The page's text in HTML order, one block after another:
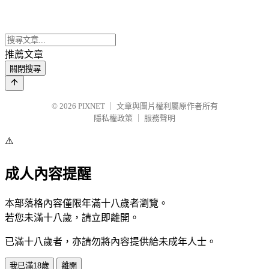
推薦文章
關閉搜尋
© 2026 PIXNET
文章與圖片權利屬原作者所有
隱私權政策
服務聲明
⚠️
成人內容提醒
本部落格內容僅限年滿十八歲者瀏覽。
若您未滿十八歲，請立即離開。
已滿十八歲者，亦請勿將內容提供給未成年人士。
我已滿18歲 離開